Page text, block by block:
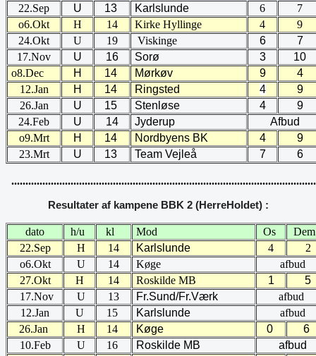
22.Sep
U 13 Karlslunde 6
7
o6.Okt
H 14 Kirke Hyllinge 4
9
24.Okt
U 19 Viskinge 6
7
17.Nov
U 16 Sorø 3
10
o8.Dec
H 14 Mørkøv 9
4
12.Jan
H 14 Ringsted 4
9
26.Jan
U 15 Stenløse 4
9
24.Feb
U 14 Jyderup
Afbud
o9.Mrt
H 14 Nordbyens BK 4
9
23.Mrt
U 13 Team Vejleå 7 6
Resultater af kampene BBK 2 (HerreHoldet) :
dato h/u kl Mod Os
Dem
22.Sep
H 14 Karlslunde 4
2
o6.Okt
U 14 Køge
afbud
27.Okt
H 14 Roskilde MB 1
5
17.Nov
U 13 Fr.Sund/Fr.Værk
afbud
12.Jan
U 15 Karlslunde
afbud
26.Jan
H 14 Køge 0
6
10.Feb
U 16 Roskilde MB
afbud